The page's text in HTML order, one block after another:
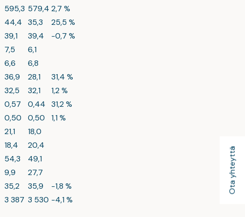
Ota yhteyttä
595,3 579,4 2,7 %
44,4 35,3
25,5 %
39,1 39,4
-0,7 %
7,5
6,1
6,6
6,8
36,9 28,1
31,4 %
32,5 32,1
1,2 %
0,57 0,44
31,2 %
0,50 0,50
1,1 %
21,1
18,0
18,4
20,4
54,3
49,1
9,9
27,7
35,2 35,9
-1,8 %
3 387 3 530 -4,1 %